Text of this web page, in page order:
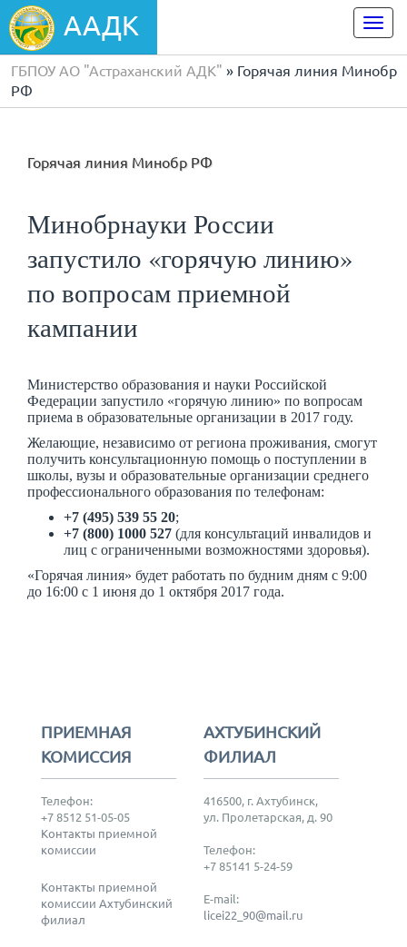
ААДК
ГБПОУ АО "Астраханский АДК" » Горячая линия Минобр
РФ
Горячая линия Минобр РФ
Минобрнауки России
запустило «горячую линию»
по вопросам приемной
кампании
Министерство образования и науки Российской
Федерации запустило «горячую линию» по вопросам
приема в образовательные организации в 2017 году.
Желающие, независимо от региона проживания, смогут
получить консультационную помощь о поступлении в
школы, вузы и образовательные организации среднего
профессионального образования по телефонам:
+7 (495) 539 55 20;
+7 (800) 1000 527 (для консультаций инвалидов и
лиц с ограниченными возможностями здоровья).
«Горячая линия» будет работать по будним дням с 9:00
до 16:00 с 1 июня до 1 октября 2017 года.
ПРИЕМНАЯ
КОМИССИЯ
Телефон:
+7 8512 51-05-05
Контакты приемной
комиссии
Контакты приемной
комиссии Ахтубинский
филиал
АХТУБИНСКИЙ
ФИЛИАЛ
416500, г. Ахтубинск,
ул. Пролетарская, д. 90
Телефон:
+7 85141 5-24-59
E-mail:
licei22_90@mail.ru